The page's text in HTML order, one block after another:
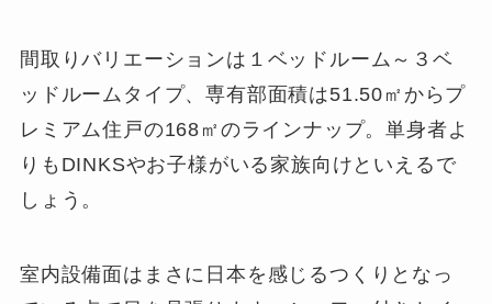
間取りバリエーションは１ベッドルーム～３ベ
ッドルームタイプ、専有部面積は51.50㎡からプ
レミアム住戸の168㎡のラインナップ。単身者よ
りもDINKSやお子様がいる家族向けといえるで
しょう。
室内設備面はまさに日本を感じるつくりとなっ